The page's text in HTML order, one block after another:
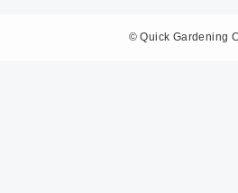
©Quick Gardening